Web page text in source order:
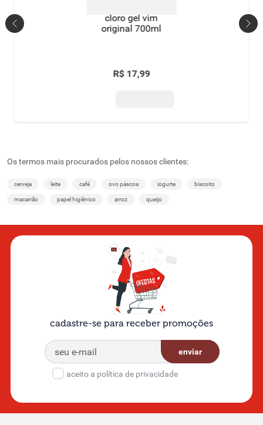
cloro gel vim
original 700ml
R$ 17,99
Os termos mais procurados pelos nossos clientes:
cerveja leite café ovo páscoa iogurte biscoito
macarrão papel higiênico arroz queijo
cadastre-se para receber promoções
enviar
aceito a política de privacidade